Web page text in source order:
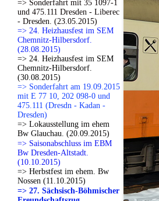
=> Sonderfahrt mit 35 1097-1
und 475.111 Dresden - Liberec
- Dresden. (23.05.2015)
=> 24. Heizhausfest im SEM
Chemnitz-Hilbersdorf.
(28.08.2015)
=> 24. Heizhausfest im SEM
Chemnitz-Hilbersdorf.
(30.08.2015)
=> Sonderfahrt am 19.09.2015
mit E 77 10, 202 098-0 und
475.111 (Dresdn - Kadan -
Dresden)
=> Lokausstellung im ehem
Bw Glauchau. (20.09.2015)
=> Saisonabschluss im EBM
Bw Dresden-Altstadt.
(10.10.2015)
=> Herbstfest im ehem. Bw
Nossen (11.10.2015)
=> 27. Sächsisch-Böhmischer